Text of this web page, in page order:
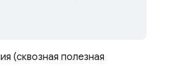
(сквозная полезная